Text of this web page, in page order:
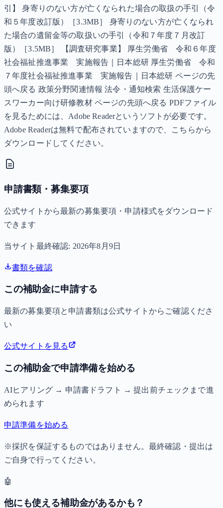
引】 身寄りのない方が亡くなられた場合の取扱の手引（令
和５年度改訂版）［3.3MB］ 身寄りのない方が亡くなられ
た場合の遺留金等の取扱いの手引（令和７年度７月改訂
版）［3.5MB］ 【調査研究事業】 厚生労働省 令和６年度
社会福祉推進事業 実施報告｜日本総研 厚生労働省 令和
７年度社会福祉推進事業 実施報告｜日本総研 ページの先
頭へ戻る 政策分野関連情報 法令・通知検索 生活保護ケー
スワーカー向け研修教材 ページの先頭へ戻る PDFファイル
を見るためには、Adobe Readerというソフトが必要です。
Adobe Readerは無料で配布されていますので、こちらから
ダウンロードしてください。
申請書類・募集要項
公式サイトから最新の募集要項・申請様式をダウンロード
できます
当サイト最終確認: 2026年8月9日
書類を確認
この補助金に申請する
最新の募集要項と申請書類は公式サイトからご確認くださ
い
公式サイトを見る
この補助金で申請準備を始める
AIヒアリング → 申請書ドラフト → 提出前チェックまで進
められます
申請準備を始める
※採択を保証するものではありません。最終確認・提出は
ご自身で行ってください。
🤖
他にも使える補助金があるかも？